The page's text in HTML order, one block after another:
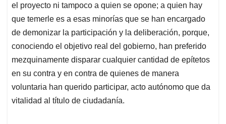
el proyecto ni tampoco a quien se opone; a quien hay
que temerle es a esas minorías que se han encargado
de demonizar la participación y la deliberación, porque,
conociendo el objetivo real del gobierno, han preferido
mezquinamente disparar cualquier cantidad de epítetos
en su contra y en contra de quienes de manera
voluntaria han querido participar, acto autónomo que da
vitalidad al título de ciudadanía.